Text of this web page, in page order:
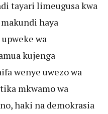
tayari limeugusa kwa
haya
wa
kujenga
wenye uwezo wa
mkwamo wa
haki na demokrasia